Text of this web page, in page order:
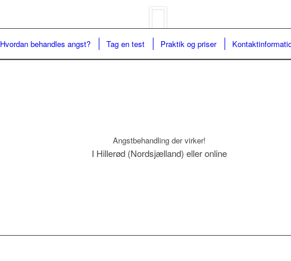
Hvordan behandles angst? Tag en test Praktik og priser
Angstbehandling der virker!
I Hillerød (Nordsjælland) eller online